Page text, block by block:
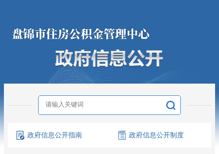
政府信息公开指南 政府信息公开制度